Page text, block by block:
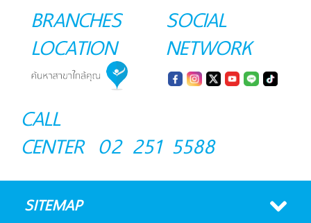
BRANCHES
LOCATION
SOCIAL
NETWORK
CALL
CENTER 02 251 5588
SITEMAP